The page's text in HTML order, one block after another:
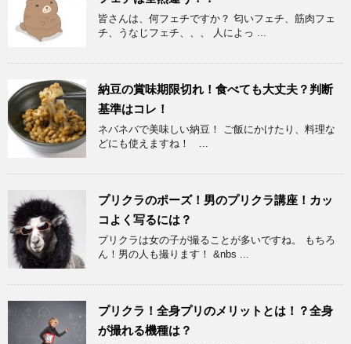
皆さんは、何フェチですか？ 匂いフェチ、筋肉フェ
チ、うなじフェチ、、、 人によっ ...
納豆の賞味期限切れ！食べても大丈夫？判断
基準はコレ！
ネバネバで美味しい納豆！ ご飯にかけたり、料理な
どにも使えますね！ ...
プリクラのポーズ！男のプリクラ講座！カッ
コよく写るには？
プリクラは女の子が撮ることが多いですね。 もちろ
ん！男の人も撮ります！ &nbs ...
プリクラ！全身プリのメリットとは！？全身
が撮れる機種は？